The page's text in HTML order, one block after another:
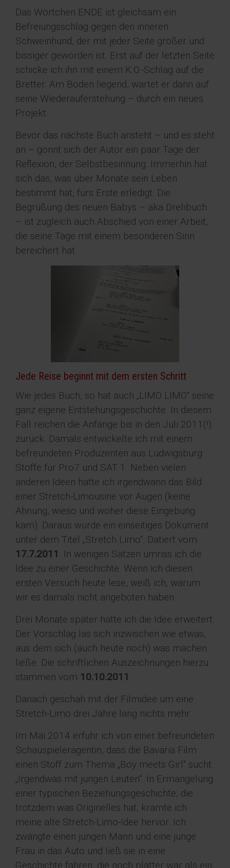
Das Wörtchen ENDE ist gleichsam ein
Befreiungsschlag gegen den inneren
Schweinhund, der mit jeder Seite größer und
bissiger geworden ist. Erst auf der letzten Seite
schicke ich ihn mit einem K.O.-Schlag auf die
Bretter. Am Boden liegend, wartet er dann auf
seine Wiederauferstehung – durch ein neues
Projekt.
Bevor das nächste Buch ansteht – und es steht
an – gönnt sich der Autor ein paar Tage der
Reflexion, der Selbstbesinnung. Immerhin hat
sich das, was über Monate sein Leben
bestimmt hat, fürs Erste erledigt. Die
Begrüßung des neuen Babys – aka Drehbuch
– ist zugleich auch Abschied von einer Arbeit,
die seine Tage mit einem besonderen Sinn
bereichert hat.
Jede Reise beginnt mit dem ersten Schritt
Wie jedes Buch, so hat auch „LIMO LIMO“ seine
ganz eigene Entstehungsgeschichte. In diesem
Fall reichen die Anfänge bis in den Juli 2011(!)
zurück. Damals entwickelte ich mit einem
befreundeten Produzenten aus Ludwigsburg
Stoffe für Pro7 und SAT 1. Neben vielen
anderen Ideen hatte ich irgendwann das Bild
einer Stretch-Limousine vor Augen (keine
Ahnung, wieso und woher diese Eingebung
kam). Daraus wurde ein einseitiges Dokument
unter dem Titel „Stretch Limo“. Datiert vom
17.7.2011 . In wenigen Sätzen umriss ich die
Idee zu einer Geschichte. Wenn ich diesen
ersten Versuch heute lese, weiß ich, warum
wir es damals nicht angeboten haben.
Drei Monate später hatte ich die Idee erweitert.
Der Vorschlag las sich inzwischen wie etwas,
aus dem sich (auch heute noch) was machen
ließe. Die schriftlichen Auszeichnungen hierzu
stammen vom 10.10.2011 .
Danach geschah mit der Filmidee um eine
Stretch-Limo drei Jahre lang nichts mehr.
Im Mai 2014 erfuhr ich von einer befreundeten
Schauspieleragentin, dass die Bavaria Film
einen Stoff zum Thema „Boy meets Girl“ sucht.
„Irgendwas mit jungen Leuten“. In Ermangelung
einer typischen Beziehungsgeschichte, die
trotzdem was Originelles hat, kramte ich
meine alte Stretch-Limo-Idee hervor. Ich
zwängte einen jungen Mann und eine junge
Frau in das Auto und ließ sie in eine
Geschichte fahren, die noch platter war als ein